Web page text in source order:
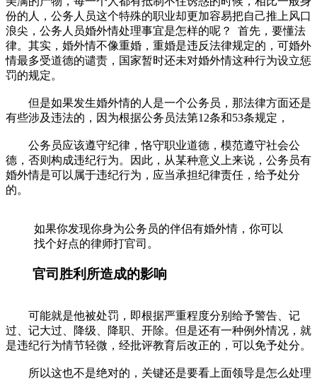
份的人，公务人员这个特殊的职业却更加容易把自己推上风口
浪尖，公务人员婚外情处理事宜是怎样的呢？ 首先，要懂法
律。其实，婚外情不像重婚，重婚是违反法律规定的，可婚外
情最多受道德的谴责，国家暂时还未对婚外情这种行为设立惩
罚的规定。
但是如果发生婚外情的人是一个公务员，那法律方面还是
有些涉及违法的，因为根据公务员法第12条和53条规定，
公务员应该遵守纪律，恪守职业道德，模范遵守社会公
德，否则构成违纪行为。因此，从某种意义上来说，公务员有
婚外情是可以属于违纪行为，应当承担纪律责任，给予处分
的。
如果你发现你身为公务员的伴侣有婚外情，你可以
找个好点的律师打官司。
官司胜利所造成的影响
可能就是他被处罚，即根据严重程度分别给予警告、记
过、记大过、降级、降职、开除。但是还有一种例外情况，就
是违纪行为情节轻微，经批评教育后改正的，可以免予处分。
所以这也不是绝对的，关键还是要看上面领导是怎么处理